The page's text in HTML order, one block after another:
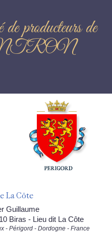
producteurs de
La Côte
Guillaume
Biras - Lieu dit La Côte
- Périgord - Dordogne - France